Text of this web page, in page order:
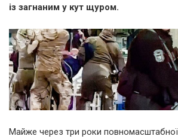
із загнаним у кут щуром.
Майже через три роки повномасштабної